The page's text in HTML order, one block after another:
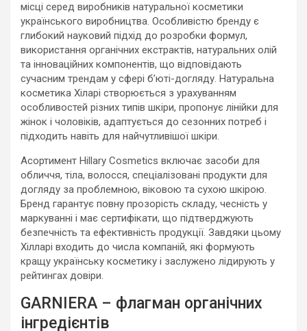
місці серед виробників натуральної косметики
українського виробництва. Особливістю бренду є
глибокий науковий підхід до розробки формул,
використання органічних екстрактів, натуральних олій
та інноваційних компонентів, що відповідають
сучасним трендам у сфері бʼюті-догляду. Натуральна
косметика Хіларі створюється з урахуванням
особливостей різних типів шкіри, пропонує лінійки для
жінок і чоловіків, адаптується до сезонних потреб і
підходить навіть для найчутливішої шкіри.
Асортимент Hillary Cosmetics включає засоби для
обличчя, тіла, волосся, спеціалізовані продукти для
догляду за проблемною, віковою та сухою шкірою.
Бренд гарантує повну прозорість складу, чесність у
маркуванні і має сертифікати, що підтверджують
безпечність та ефективність продукції. Завдяки цьому
Хілларі входить до числа компаній, які формують
кращу українську косметику і заслужено лідирують у
рейтингах довіри.
GARNIERA – флагман органічних
інгредієнтів